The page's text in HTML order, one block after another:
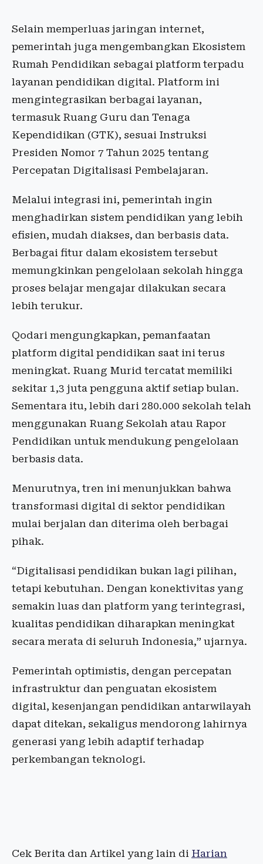
Selain memperluas jaringan internet,
pemerintah juga mengembangkan Ekosistem
Rumah Pendidikan sebagai platform terpadu
layanan pendidikan digital. Platform ini
mengintegrasikan berbagai layanan,
termasuk Ruang Guru dan Tenaga
Kependidikan (GTK), sesuai Instruksi
Presiden Nomor 7 Tahun 2025 tentang
Percepatan Digitalisasi Pembelajaran.
Melalui integrasi ini, pemerintah ingin
menghadirkan sistem pendidikan yang lebih
efisien, mudah diakses, dan berbasis data.
Berbagai fitur dalam ekosistem tersebut
memungkinkan pengelolaan sekolah hingga
proses belajar mengajar dilakukan secara
lebih terukur.
Qodari mengungkapkan, pemanfaatan
platform digital pendidikan saat ini terus
meningkat. Ruang Murid tercatat memiliki
sekitar 1,3 juta pengguna aktif setiap bulan.
Sementara itu, lebih dari 280.000 sekolah telah
menggunakan Ruang Sekolah atau Rapor
Pendidikan untuk mendukung pengelolaan
berbasis data.
Menurutnya, tren ini menunjukkan bahwa
transformasi digital di sektor pendidikan
mulai berjalan dan diterima oleh berbagai
pihak.
“Digitalisasi pendidikan bukan lagi pilihan,
tetapi kebutuhan. Dengan konektivitas yang
semakin luas dan platform yang terintegrasi,
kualitas pendidikan diharapkan meningkat
secara merata di seluruh Indonesia,” ujarnya.
Pemerintah optimistis, dengan percepatan
infrastruktur dan penguatan ekosistem
digital, kesenjangan pendidikan antarwilayah
dapat ditekan, sekaligus mendorong lahirnya
generasi yang lebih adaptif terhadap
perkembangan teknologi.
Cek Berita dan Artikel yang lain di Harian